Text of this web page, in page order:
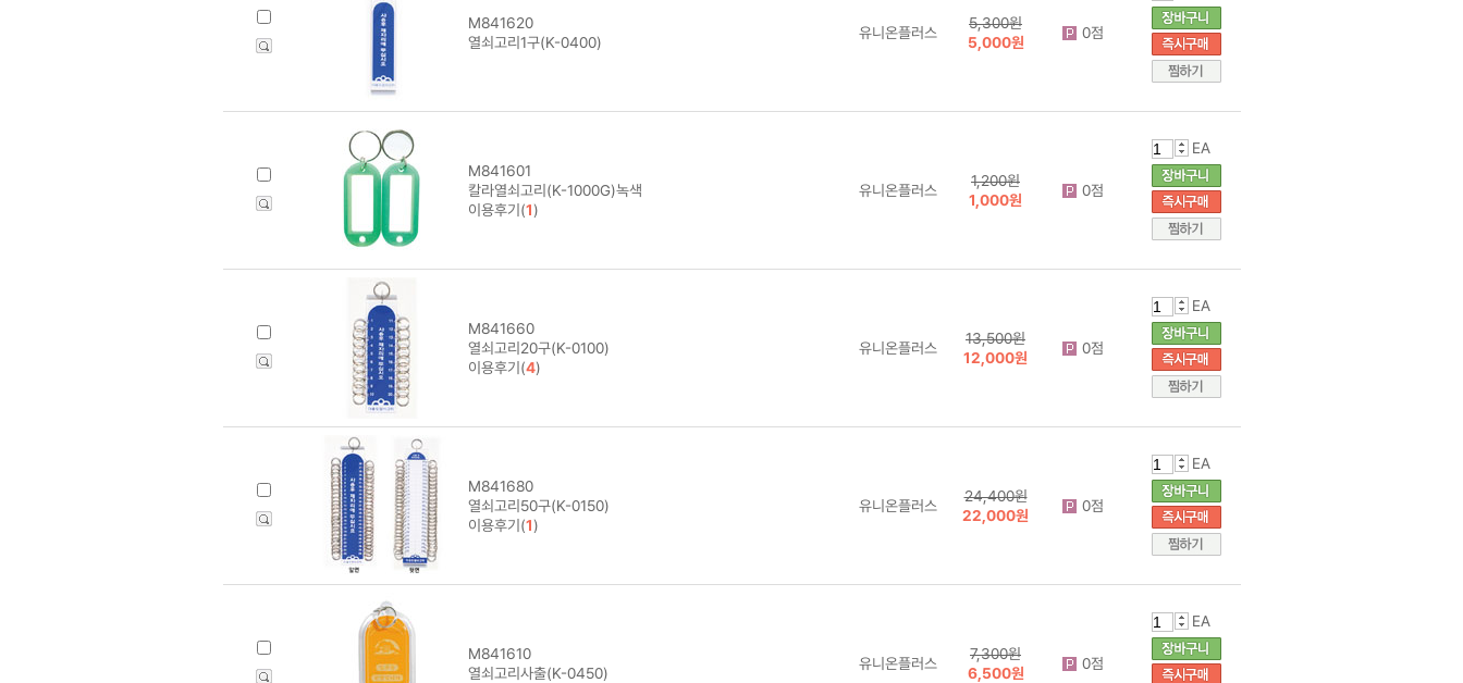
M841620
열쇠고리1구(K-0400)
유니온플러스
5,300원
5,000원
0점
M841601
칼라열쇠고리(K-1000G)녹색
이용후기(1)
유니온플러스
1,200원
1,000원
0점
EA
M841660
열쇠고리20구(K-0100)
이용후기(4)
유니온플러스
13,500원
12,000원
0점
EA
M841680
열쇠고리50구(K-0150)
이용후기(1)
유니온플러스
24,400원
22,000원
0점
EA
M841610
열쇠고리사출(K-0450)
유니온플러스
7,300원
6,500원
0점
EA